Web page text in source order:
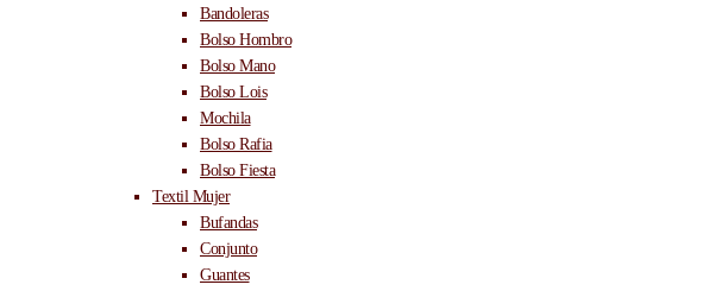
Bandoleras
Bolso Hombro
Bolso Mano
Bolso Lois
Mochila
Bolso Rafia
Bolso Fiesta
Textil Mujer
Bufandas
Conjunto
Guantes